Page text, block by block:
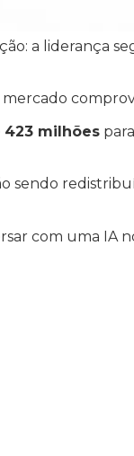
a liderança
423 milhões
sendo
com uma IA